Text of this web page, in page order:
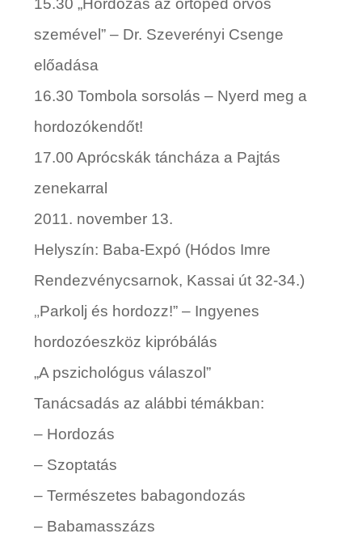
szemével” – Dr. Szeverényi Csenge
előadása
16.30 Tombola sorsolás – Nyerd meg a
hordozókendőt!
17.00Aprócskák táncháza a Pajtás
zenekarral
2011. november 13.
Helyszín: Baba-Expó (Hódos Imre
Rendezvénycsarnok, Kassai út 32-34.)
„Parkolj és hordozz!” – Ingyenes
hordozóeszköz kipróbálás
„A pszichológus válaszol”
Tanácsadás az alábbi témákban:
– Hordozás
– Szoptatás
– Természetes babagondozás
– Babamasszázs